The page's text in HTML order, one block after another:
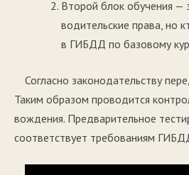
Второй блок обучения —
водительские права, но
в ГИБДД по базовому
Согласно законодательству
Таким образом проводится
вождения. Предварительное
соответствует требованиям